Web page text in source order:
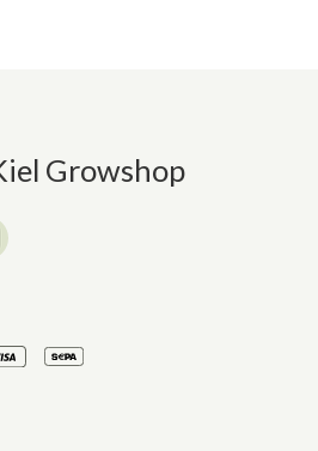
Growshop